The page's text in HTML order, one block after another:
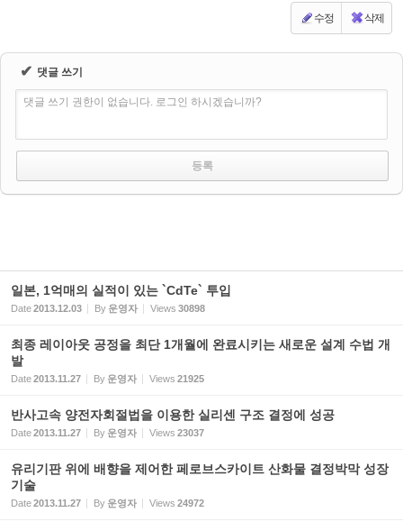
수정 삭제
✔ 댓글 쓰기
댓글 쓰기 권한이 없습니다. 로그인 하시겠습니까?
일본, 1억매의 실적이 있는 `CdTe` 투입
Date2013.12.03 By 운영자 Views 30898
최종 레이아웃 공정을 최단 1개월에 완료시키는 새로운 설계 수법 개
발
Date2013.11.27 By 운영자 Views 21925
반사고속 양전자회절법을 이용한 실리센 구조 결정에 성공
Date2013.11.27 By 운영자 Views 23037
유리기판 위에 배향을 제어한 페로브스카이트 산화물 결정박막 성장
기술
Date2013.11.27 By 운영자 Views 24972